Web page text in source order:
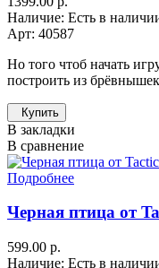
Наличие: Есть в
Арт: 40587
Но того чтоб начать
построить из
Купить
В закладки
В сравнение
Подробнее
Черная птица от
599.00 р.
Наличие: Есть в